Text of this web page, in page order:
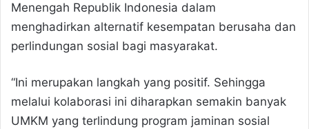
Menengah Republik Indonesia dalam
menghadirkan alternatif kesempatan berusaha dan
perlindungan sosial bagi masyarakat.
“Ini merupakan langkah yang positif. Sehingga
melalui kolaborasi ini diharapkan semakin banyak
UMKM yang terlindung program jaminan sosial